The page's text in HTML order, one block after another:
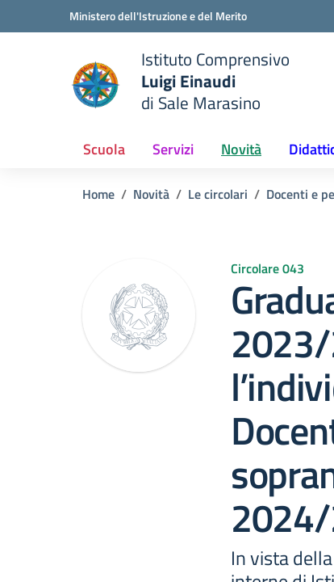
Vai ai contenuti
Vai al menu di navigazioneMinistero dell'Istruzione e del Merito
scuola
Istituto Comprensivo
Luigi Einaudi
di Sale Marasino
Scuola Servizi Novità
Home Novità Le circolari Docenti e
Circolare 043
In vista